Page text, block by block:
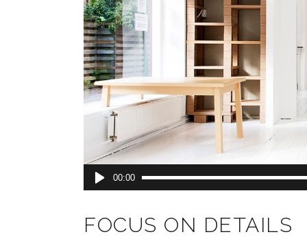
Lecteur
audio
00:00
FOCUS ON DETAILS